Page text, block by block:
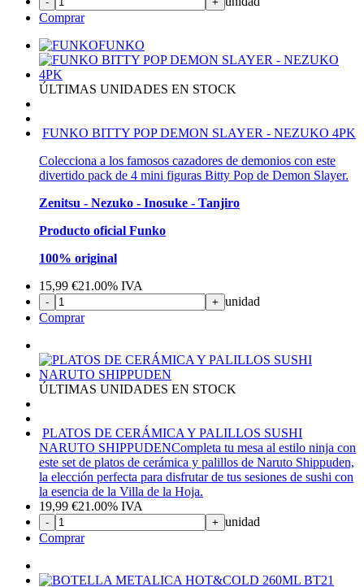
Comprar
FUNKO
ÚLTIMAS UNIDADES EN STOCK
FUNKO BITTY POP DEMON SLAYER - NEZUKO 4PK
Colecciona a los famosos cazadores de demonios con este
divertido pack de 4 mini figuras Bitty Pop de Demon Slayer.
Zenitsu - Nezuko - Inosuke - Tanjiro
Producto oficial Funko
100% original
15,99 €21.00% IVA
- + unidad
Comprar
ÚLTIMAS UNIDADES EN STOCK
PLATOS DE CERÁMICA Y PALILLOS SUSHI
NARUTO SHIPPUDENCompleta tu mesa al estilo ninja con
este set de platos de cerámica y palillos de Naruto Shippuden,
la elección perfecta para disfrutar de tus sesiones de sushi con
la esencia de la Villa de la Hoja.
19,99 €21.00% IVA
- + unidad
Comprar